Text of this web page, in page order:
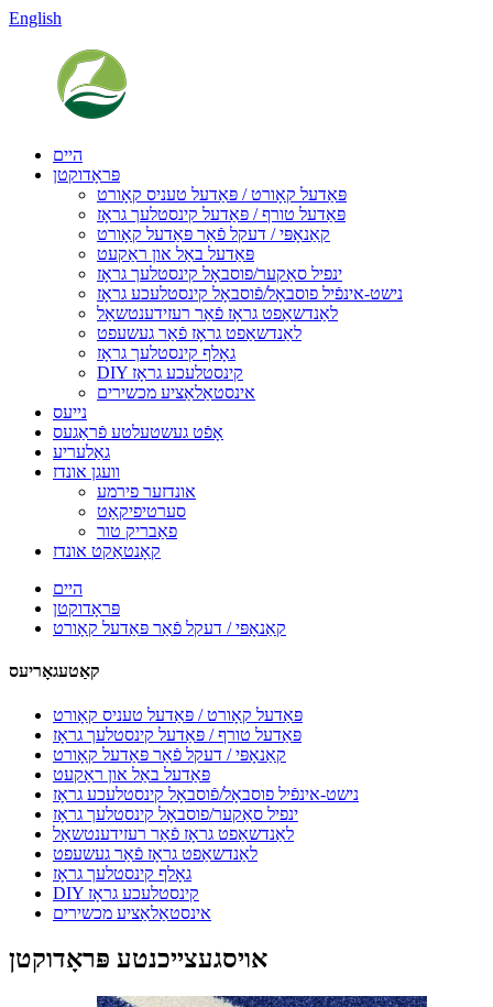
English
היים
פּראָדוקטן
פּאַדעל קאָורט / פּאַדעל טעניס קאָורט
פּאַדעל טורף / פּאַדעל קינסטלעך גראָז
קאַנאָפּי / דעקל פֿאַר פּאַדעל קאָורט
פּאַדעל באַל און ראַקעט
ינפיל סאַקער/פוסבאָל קינסטלעך גראָז
נישט-אינפֿיל פוסבאָל/פֿוסבאָל קינסטלעכע גראָז
לאַנדשאַפט גראָז פֿאַר רעזידענטשאַל
לאַנדשאַפט גראָז פֿאַר געשעפט
גאָלף קינסטלעך גראָז
DIY קינסטלעכע גראָז
אינסטאַלאַציע מכשירים
נייעס
אָפֿט געשטעלטע פֿראַגעס
גאַלעריע
וועגן אונדז
אונדזער פירמע
סערטיפיקאַט
פאַבריק טור
קאָנטאַקט אונדז
היים
פּראָדוקטן
קאַנאָפּי / דעקל פֿאַר פּאַדעל קאָורט
קאַטעגאָריעס
פּאַדעל קאָורט / פּאַדעל טעניס קאָורט
פּאַדעל טורף / פּאַדעל קינסטלעך גראָז
קאַנאָפּי / דעקל פֿאַר פּאַדעל קאָורט
פּאַדעל באַל און ראַקעט
נישט-אינפֿיל פוסבאָל/פֿוסבאָל קינסטלעכע גראָז
ינפיל סאַקער/פוסבאָל קינסטלעך גראָז
לאַנדשאַפט גראָז פֿאַר רעזידענטשאַל
לאַנדשאַפט גראָז פֿאַר געשעפט
גאָלף קינסטלעך גראָז
DIY קינסטלעכע גראָז
אינסטאַלאַציע מכשירים
אויסגעצייכנטע פּראָדוקטן